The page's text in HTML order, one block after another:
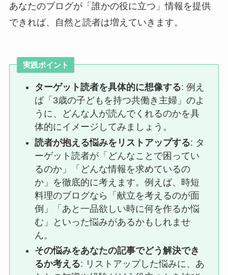
あなたのブログが「誰かの役に立つ」情報を提供
できれば、自然と読者は増えていきます。
実践ポイント
ターゲット読者を具体的に想像する: 例え
ば「3歳の子どもを持つ共働き主婦」のよ
うに、どんな人が読んでくれるのかを具
体的にイメージしてみましょう。
読者が抱える悩みをリストアップする: タ
ーゲット読者が「どんなことで困ってい
るのか」「どんな情報を求めているの
か」を徹底的に考えます。例えば、時短
料理のブログなら「献立を考えるのが面
倒」「あと一品欲しい時に何を作るか悩
む」といった悩みがあるかもしれませ
ん。
その悩みをあなたの記事でどう解決でき
るか考える: リストアップした悩みに、あ